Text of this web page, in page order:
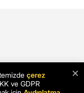
×
çerez
ve GDPR